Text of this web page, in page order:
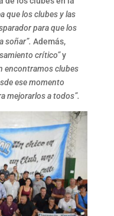
que los clubes y las
para que los
soñar”. Además,
crítico”y
encontramos clubes
ese momento
mejorarlos a todos”.